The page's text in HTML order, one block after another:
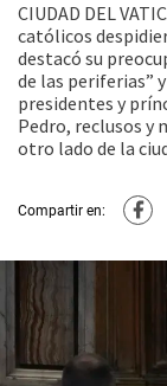
CIUDAD DEL
católicos
destacó su
de las periferias”
presidentes y
Pedro, reclusos y
otro lado de la
Compartir en: